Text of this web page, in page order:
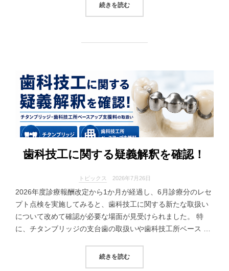
続きを読む“TMPのレセプト点検で見えた間違
歯科技工に関する疑義解釈を確認！
トピックス 2026年7月26日
2026年度診療報酬改定から1か月が経過し、6月診療分のレセ
プト点検を実施してみると、歯科技工に関する新たな取扱い
について改めて確認が必要な場面が見受けられました。 特
に、チタンブリッジの支台歯の取扱いや歯科技工所ベース …
続きを読む“歯科技工に関する疑義解釈を確認